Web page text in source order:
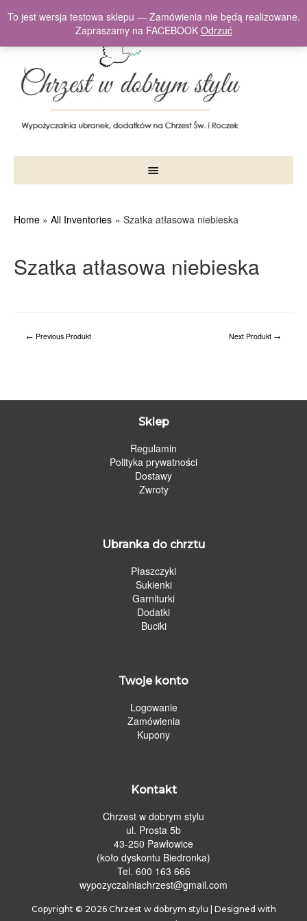
Home All Inventories Szatka atłasowa niebieska
Szatka atłasowa niebieska
← Previous Produkt Next Produkt →
Sklep
Regulamin
Polityka prywatności
Dostawy
Zwroty
Ubranka do chrztu
Płaszczyki
Sukienki
Garniturki
Dodatki
Buciki
Twoje konto
Logowanie
Zamówienia
Kupony
Kontakt
Chrzest w dobrym stylu
ul. Prosta 5b
43-250 Pawłowice
(koło dyskontu Biedronka)
Tel. 600 163 666
wypozyczalniachrzest@gmail.com
Copyright © 2026 Chrzest w dobrym stylu | Designed with
To jest wersja testowa sklepu — Zamówienia nie będą realizowane.
Zapraszamy na FACEBOOK Odrzuć